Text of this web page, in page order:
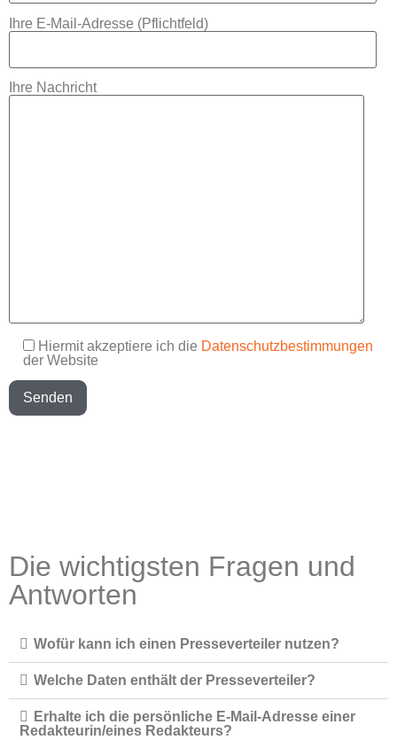
Ihre E-Mail-Adresse (Pflichtfeld)
Ihre Nachricht
Hiermit akzeptiere ich die Datenschutzbestimmungen
der Website
Die wichtigsten Fragen und
Antworten
Wofür kann ich einen Presseverteiler nutzen?
Welche Daten enthält der Presseverteiler?
Erhalte ich die persönliche E-Mail-Adresse einer
Redakteurin/eines Redakteurs?